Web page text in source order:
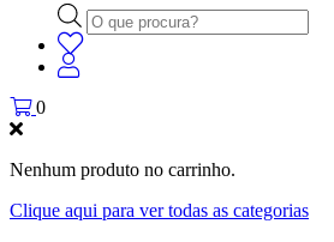
Products
search
0
Nenhum produto no carrinho.
Clique aqui para ver todas as categorias